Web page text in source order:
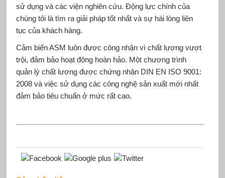
sử dụng và các viện nghiên cứu. Động lực chính của
chúng tôi là tìm ra giải pháp tốt nhất và sự hài lòng liên
tục của khách hàng.
Cảm biến ASM luôn được công nhận vì chất lượng vượt
trội, đảm bảo hoạt động hoàn hảo. Một chương trình
quản lý chất lượng được chứng nhận DIN EN ISO 9001:
2008 và việc sử dụng các công nghệ sản xuất mới nhất
đảm bảo tiêu chuẩn ở mức rất cao.